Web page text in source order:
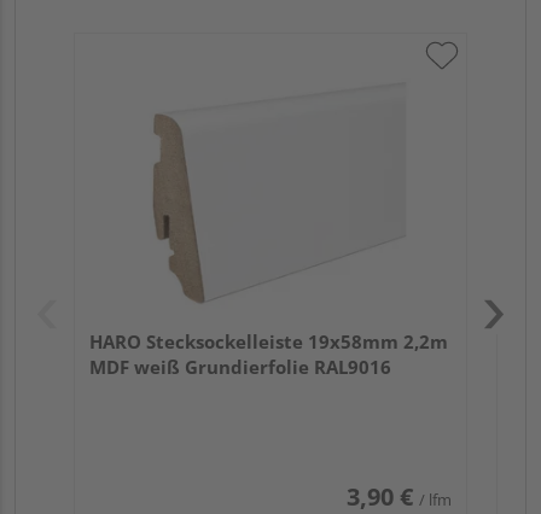
HARO Stecksockelleiste 19x58mm 2,2m
MDF weiß Grundierfolie RAL9016
3,90 € / lfm